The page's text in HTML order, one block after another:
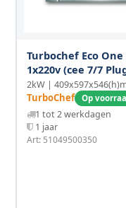
Turbochef Eco One
1x220v (cee 7/7
2kW |
TurboChef Op
1 tot 2 werkdagen
1 jaar
Art: 51049500350